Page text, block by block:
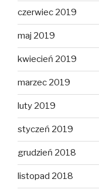
czerwiec 2019
maj 2019
kwiecień 2019
marzec 2019
luty 2019
styczeń 2019
grudzień 2018
listopad 2018